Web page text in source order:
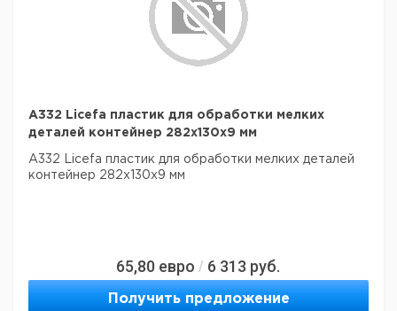
A332 Licefa пластик для обработки мелких
деталей контейнер 282x130x9 мм
A332 Licefa пластик для обработки мелких деталей
контейнер 282x130x9 мм
65,80 евро / 6 313 руб.
Получить предложение